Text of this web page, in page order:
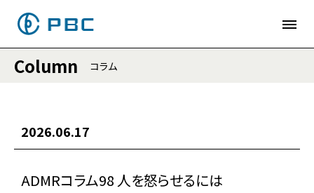
Column コラム
2026.06.17
ADMRコラム98 人を怒らせるには